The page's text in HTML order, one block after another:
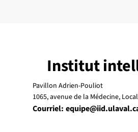
Institut
Pavillon Adrien-Pouliot
1065, avenue de la Médecine,
Courriel: